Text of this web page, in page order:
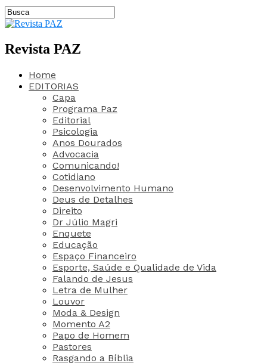
Revista PAZ
Home
EDITORIAS
Capa
Programa Paz
Editorial
Psicologia
Anos Dourados
Advocacia
Comunicando!
Cotidiano
Desenvolvimento Humano
Deus de Detalhes
Direito
Dr Júlio Magri
Enquete
Educação
Espaço Financeiro
Esporte, Saúde e Qualidade de Vida
Falando de Jesus
Letra de Mulher
Louvor
Moda & Design
Momento A2
Papo de Homem
Pastores
Rasgando a Bíblia